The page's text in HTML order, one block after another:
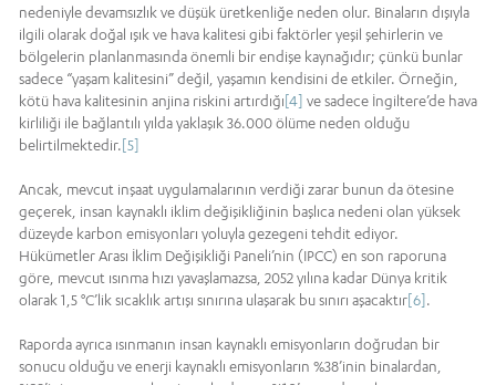
nedeniyle devamsızlık ve düşük üretkenliğe neden olur. Binaların dışıyla
ilgili olarak doğal ışık ve hava kalitesi gibi faktörler yeşil şehirlerin ve
bölgelerin planlanmasında önemli bir endişe kaynağıdır; çünkü bunlar
sadece “yaşam kalitesini” değil, yaşamın kendisini de etkiler. Örneğin,
kötü hava kalitesinin anjina riskini artırdığı[4] ve sadece İngiltere’de hava
kirliliği ile bağlantılı yılda yaklaşık 36.000 ölüme neden olduğu
belirtilmektedir.[5]
Ancak, mevcut inşaat uygulamalarının verdiği zarar bunun da ötesine
geçerek, insan kaynaklı iklim değişikliğinin başlıca nedeni olan yüksek
düzeyde karbon emisyonları yoluyla gezegeni tehdit ediyor.
Hükümetler Arası İklim Değişikliği Paneli’nin (IPCC) en son raporuna
göre, mevcut ısınma hızı yavaşlamazsa, 2052 yılına kadar Dünya kritik
olarak 1,5 °C’lik sıcaklık artışı sınırına ulaşarak bu sınırı aşacaktır[6].
Raporda ayrıca ısınmanın insan kaynaklı emisyonların doğrudan bir
sonucu olduğu ve enerji kaynaklı emisyonların %38’inin binalardan,